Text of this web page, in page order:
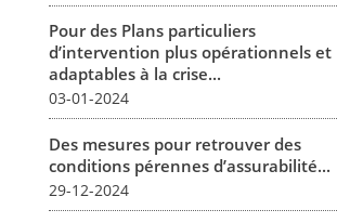
Pour des Plans particuliers
d’intervention plus opérationnels et
adaptables à la crise...
03-01-2024
Des mesures pour retrouver des
conditions pérennes d’assurabilité...
29-12-2024